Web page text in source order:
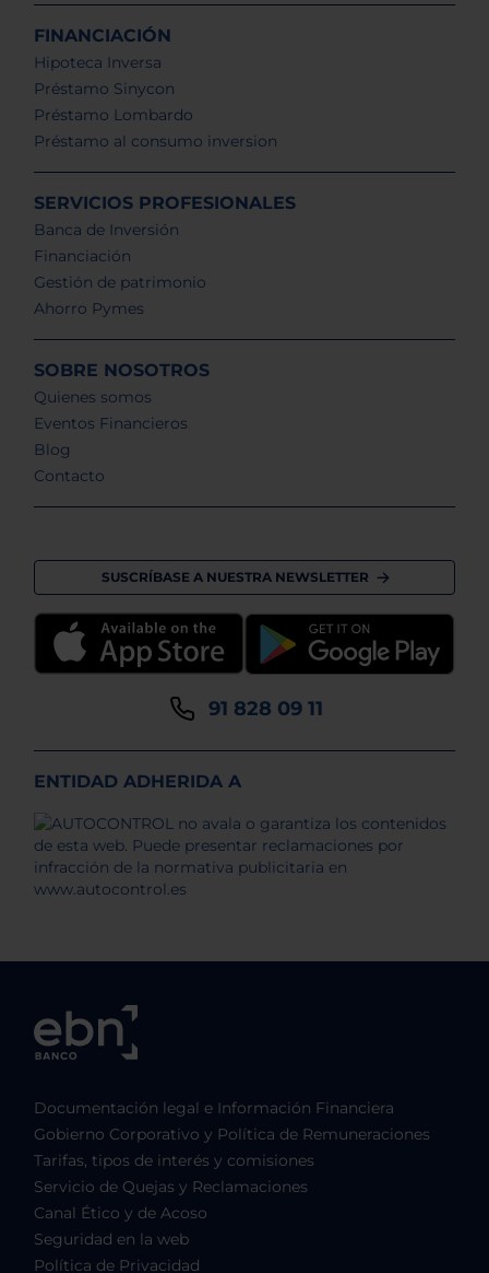
FINANCIACIÓN
Hipoteca Inversa
Préstamo Sinycon
Préstamo Lombardo
Préstamo al consumo inversion
SERVICIOS PROFESIONALES
Banca de Inversión
Financiación
Gestión de patrimonio
Ahorro Pymes
SOBRE NOSOTROS
Quienes somos
Eventos Financieros
Blog
Contacto
SUSCRÍBASE A NUESTRA NEWSLETTER
91 828 09 11
ENTIDAD ADHERIDA A
Documentación legal e Información Financiera
Gobierno Corporativo y Política de Remuneraciones
Tarifas, tipos de interés y comisiones
Servicio de Quejas y Reclamaciones
Canal Ético y de Acoso
Seguridad en la web
Política de Privacidad